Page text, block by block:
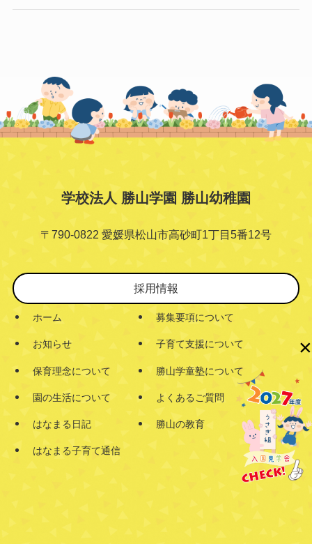
学校法人 勝山学園 勝山幼稚園
〒790-0822 愛媛県松山市高砂町1丁目5番12号
採用情報
ホーム
お知らせ
保育理念について
園の生活について
はなまる日記
はなまる子育て通信
募集要項について
子育て支援について
勝山学童塾について
よくあるご質問
勝山の教育
×